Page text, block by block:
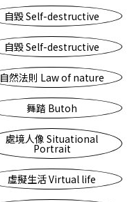
自毀 Self-destructive
自毀 Self-destructive
自然法則 Law of nature
舞踏 Butoh
處境人像 Situational
Portrait
虛擬生活 Virtual life